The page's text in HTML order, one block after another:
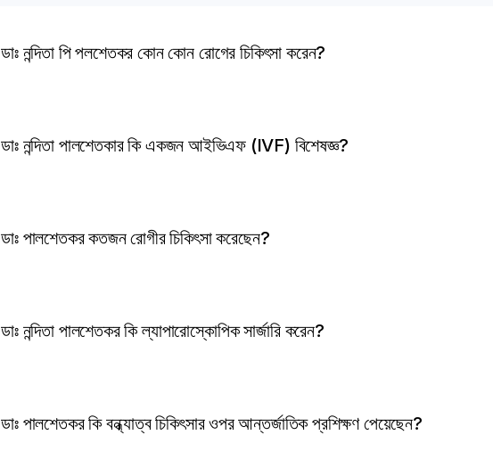
ডাঃ নন্দিতা পি পলশেতকর কোন কোন রোগের চিকিৎসা করেন?
ডাঃ নন্দিতা পালশেতকার কি একজন আইভিএফ (IVF) বিশেষজ্ঞ?
ডাঃ পালশেতকর কতজন রোগীর চিকিৎসা করেছেন?
ডাঃ নন্দিতা পালশেতকর কি ল্যাপারোস্কোপিক সার্জারি করেন?
ডাঃ পালশেতকর কি বন্ধ্যাত্ব চিকিৎসার ওপর আন্তর্জাতিক প্রশিক্ষণ পেয়েছেন?